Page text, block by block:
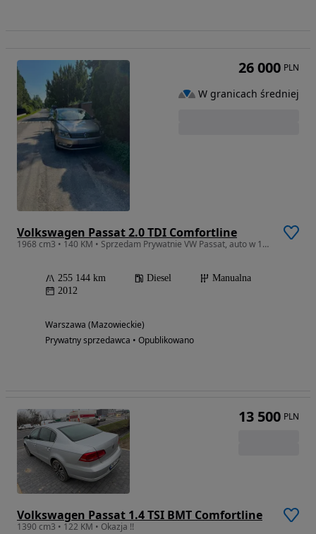
Volkswagen Passat 2.0 TDI Comfortline
1968 cm3 • 140 KM • Sprzedam Prywatnie VW Passat, auto w 100% sprawne wszystko działa
255 144 km Diesel
Manualna
2012
Warszawa (Mazowieckie)
Prywatny sprzedawca • Opublikowano
26 000 PLN
W granicach średniej
Volkswagen Passat 1.4 TSI BMT Comfortline
1390 cm3 • 122 KM • Okazja !!
13 500 PLN